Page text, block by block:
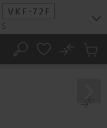
VKF-72F
S
Suche
No